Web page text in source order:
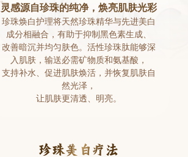
灵感源自珍珠的纯净，焕亮肌肤光彩
珍珠焕白护理将天然珍珠精华与先进美白
成分相融合，有助于抑制黑色素生成、
改善暗沉并均匀肤色。活性珍珠肽能够深
入肌肤，输送必需矿物质和氨基酸，
支持补水、促进肌肤焕活，并恢复肌肤自
然光泽，
让肌肤更清透、明亮。
珍珠美白疗法